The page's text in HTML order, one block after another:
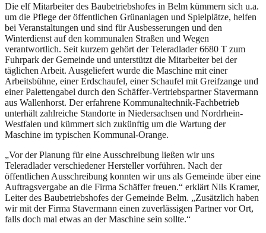
Die elf Mitarbeiter des Baubetriebshofes in Belm kümmern sich u.a.
um die Pflege der öffentlichen Grünanlagen und Spielplätze, helfen
bei Veranstaltungen und sind für Ausbesserungen und den
Winterdienst auf den kommunalen Straßen und Wegen
verantwortlich. Seit kurzem gehört der Teleradlader 6680 T zum
Fuhrpark der Gemeinde und unterstützt die Mitarbeiter bei der
täglichen Arbeit. Ausgeliefert wurde die Maschine mit einer
Arbeitsbühne, einer Erdschaufel, einer Schaufel mit Greifzange und
einer Palettengabel durch den Schäffer-Vertriebspartner Stavermann
aus Wallenhorst. Der erfahrene Kommunaltechnik-Fachbetrieb
unterhält zahlreiche Standorte in Niedersachsen und Nordrhein-
Westfalen und kümmert sich zukünftig um die Wartung der
Maschine im typischen Kommunal-Orange.
„Vor der Planung für eine Ausschreibung ließen wir uns
Teleradlader verschiedener Hersteller vorführen. Nach der
öffentlichen Ausschreibung konnten wir uns als Gemeinde über eine
Auftragsvergabe an die Firma Schäffer freuen.“ erklärt Nils Kramer,
Leiter des Baubetriebshofes der Gemeinde Belm. „Zusätzlich haben
wir mit der Firma Stavermann einen zuverlässigen Partner vor Ort,
falls doch mal etwas an der Maschine sein sollte.“